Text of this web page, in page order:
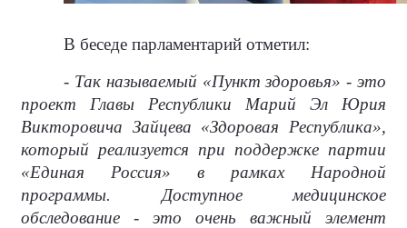
В беседе парламентарий отметил:
- Так называемый «Пункт здоровья» - это
проект Главы Республики Марий Эл Юрия
Викторовича Зайцева «Здоровая Республика»,
который реализуется при поддержке партии
«Единая Россия» в рамках Народной
программы. Доступное медицинское
обследование - это очень важный элемент